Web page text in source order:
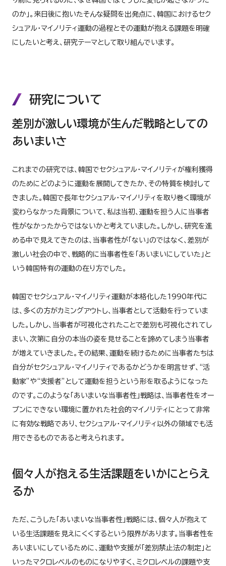
のか」。来日後に抱いたそんな疑問を出発点に、韓国におけるセク
シュアル・マイノリティ運動の過程とその運動が抱える課題を明確
にしたいと考え、研究テーマとして取り組んでいます。
研究について
差別が激しい環境が生んだ戦略としての
あいまいさ
これまでの研究では、韓国でセクシュアル・マイノリティが権利獲得
のためにどのように運動を展開してきたか、その特質を検討して
きました。韓国で長年セクシュアル・マイノリティを取り巻く環境が
変わらなかった背景について、私は当初、運動を担う人に当事者
性がなかったからではないかと考えていました。しかし、研究を進
める中で見えてきたのは、当事者性が「ない」のではなく、差別が
激しい社会の中で、戦略的に当事者性を「あいまいにしていた」と
いう韓国特有の運動の在り方でした。
韓国でセクシュアル・マイノリティ運動が本格化した1990年代に
は、多くの方がカミングアウトし、当事者として活動を行っていま
した。しかし、当事者が可視化されたことで差別も可視化されてし
まい、次第に自分の本当の姿を見せることを諦めてしまう当事者
が増えていきました。その結果、運動を続けるために当事者たちは
自分がセクシュアル・マイノリティであるかどうかを明言せず、“活
動家”や“支援者”として運動を担うという形を取るようになった
のです。このような「あいまいな当事者性」戦略は、当事者性をオー
プンにできない環境に置かれた社会的マイノリティにとって非常
に有効な戦略であり、セクシュアル・マイノリティ以外の領域でも活
用できるものであると考えられます。
個々人が抱える生活課題をいかにとらえ
るか
ただ、こうした「あいまいな当事者性」戦略には、個々人が抱えて
いる生活課題を見えにくくするという限界があります。当事者性を
あいまいにしているために、運動や支援が「差別禁止法の制定」と
いったマクロレベルのものになりやすく、ミクロレベルの課題や支